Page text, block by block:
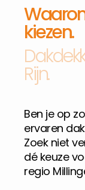
kiezen.
Rijn.
Ben je op
ervaren
Zoek niet
dé keuze
regio